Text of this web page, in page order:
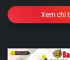
Xem chi